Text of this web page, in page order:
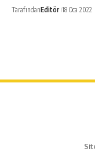
TarafındanEditör 18 Oca 2022